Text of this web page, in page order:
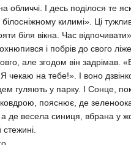
обличчі. І десь поділося те
килимі». Ці
біля вікна. Час
і побрів до свого
але згодом він задрімав.
чекаю на тебе!». І воно
гуляють у парку. І Сонце,
пояснює, де
а де весела синиця, вбрана у